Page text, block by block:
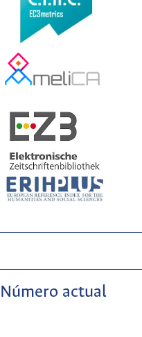
Número actual